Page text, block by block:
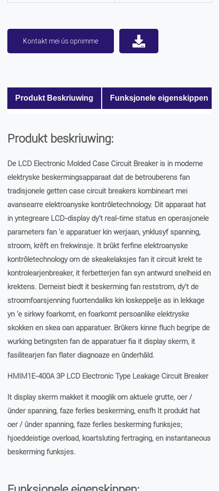
Kontakt mei ús opnimme
Produkt Beskriuwing Funksjonele eigenskippen
Produkt beskriuwing:
De LCD Electronic Molded Case Circuit Breaker is in moderne
elektryske beskermingsapparaat dat de betrouberens fan
tradisjonele getten case circuit breakers kombineart mei
avansearre elektroanyske kontrôletechnology. Dit apparaat hat
in yntegreare LCD-display dy't real-time status en operasjonele
parameters fan 'e apparatuer kin werjaan, ynklusyf spanning,
stroom, krêft en frekwinsje. It brûkt ferfine elektroanyske
kontrôletechnology om de skeakelaksjes fan it circuit krekt te
kontrolearjenbreaker, it ferbetterjen fan syn antwurd snelheid en
krektens. Derneist biedt it beskerming fan reststrom, dy't de
stroomfoarsjenning fuortendaliks kin loskeppelje as in lekkage
yn 'e sirkwy foarkomt, en foarkomt persoanlike elektryske
skokken en skea oan apparatuer. Brûkers kinne fluch begripe de
wurking betingsten fan de apparatuer fia it display skerm, it
fasilitearjen fan flater diagnoaze en ûnderhâld.
HMIM1E-400A 3P LCD Electronic Type Leakage Circuit Breaker
It display skerm makket it mooglik om aktuele grutte, oer /
ûnder spanning, faze ferlies beskerming, ensfh It produkt hat
oer / ûnder spanning, faze ferlies beskerming funksjes;
hjoeddeistige overload, koartsluting fertraging, en instantaneous
beskerming funksjes.